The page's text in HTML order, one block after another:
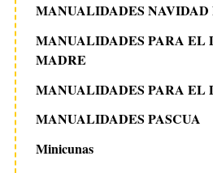
MANUALIDADES NAVIDAD
MANUALIDADES PARA EL
MADRE
MANUALIDADES PARA EL
MANUALIDADES PASCUA
Minicunas